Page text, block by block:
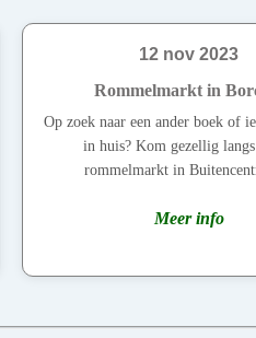
12 nov 2023
Rommelmarkt in
Op zoek naar een ander boek of
in huis? Kom gezellig
rommelmarkt in
Meer info